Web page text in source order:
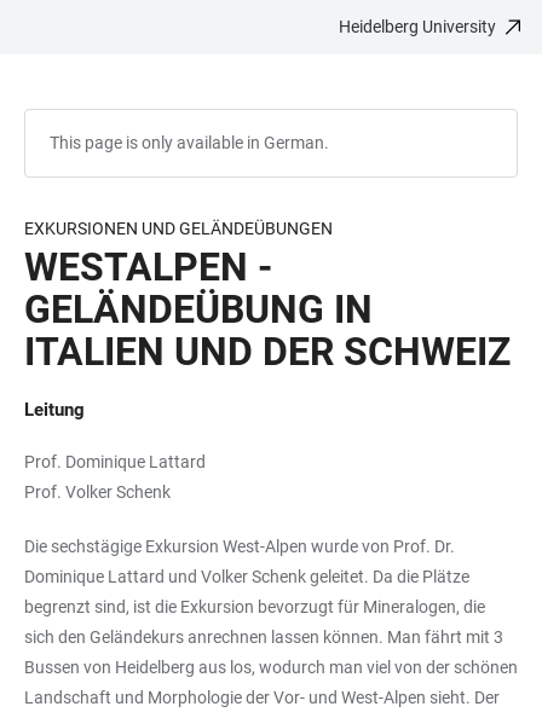
Heidelberg University
This page is only available in German.
EXKURSIONEN UND GELÄNDEÜBUNGEN
WESTALPEN -
GELÄNDEÜBUNG IN
ITALIEN UND DER SCHWEIZ
Leitung
Prof. Dominique Lattard
Prof. Volker Schenk
Die sechstägige Exkursion West-Alpen wurde von Prof. Dr.
Dominique Lattard und Volker Schenk geleitet. Da die Plätze
begrenzt sind, ist die Exkursion bevorzugt für Mineralogen, die
sich den Geländekurs anrechnen lassen können. Man fährt mit 3
Bussen von Heidelberg aus los, wodurch man viel von der schönen
Landschaft und Morphologie der Vor- und West-Alpen sieht. Der